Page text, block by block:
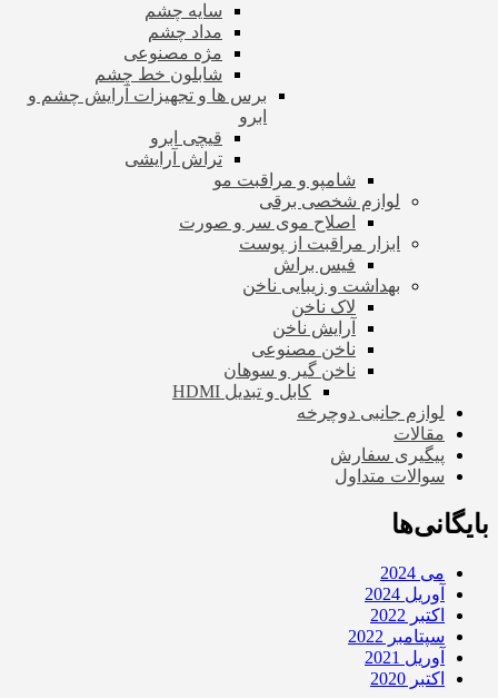
سایه چشم
مداد چشم
مژه مصنوعی
شابلون خط چشم
برس ها و تجهیزات آرایش چشم و
ابرو
قیچی ابرو
تراش آرایشی
شامپو و مراقبت مو
لوازم شخصی برقی
اصلاح موی سر و صورت
ابزار مراقبت از پوست
فیس براش
بهداشت و زیبایی ناخن
لاک ناخن
آرایش ناخن
ناخن مصنوعی
ناخن گیر و سوهان
کابل و تبدیل HDMI
لوازم جانبی دوچرخه
مقالات
پیگیری سفارش
سوالات متداول
بایگانی‌ها
می 2024
آوریل 2024
اکتبر 2022
سپتامبر 2022
آوریل 2021
اکتبر 2020